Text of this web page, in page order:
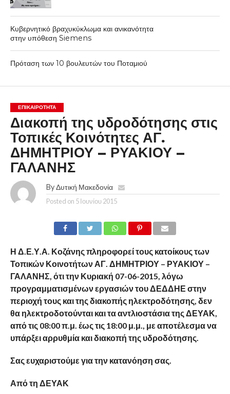
Κυβερνητικό βραχυκύκλωμα και ανικανότητα
στην υπόθεση Siemens
Πρόταση των 10 βουλευτών του Ποταμιού
ΕΠΙΚΑΙΡΟΤΗΤΑ
Διακοπή της υδροδότησης στις
Τοπικές Κοινότητες ΑΓ.
ΔΗΜΗΤΡΙΟΥ – ΡΥΑΚΙΟΥ –
ΓΑΛΑΝΗΣ
By Δυτική Μακεδονία
Posted on 5 Ιουνίου 2015
Η Δ.Ε.Υ.Α. Κοζάνης πληροφορεί τους κατοίκους των
Τοπικών Κοινοτήτων ΑΓ. ΔΗΜΗΤΡΙΟΥ – ΡΥΑΚΙΟΥ –
ΓΑΛΑΝΗΣ, ότι την Κυριακή 07-06-2015, λόγω
προγραμματισμένων εργασιών του ΔΕΔΔΗΕ στην
περιοχή τους και της διακοπής ηλεκτροδότησης, δεν
θα ηλεκτροδοτούνται και τα αντλιοστάσια της ΔΕΥΑΚ,
από τις 08:00 π.μ. έως τις 18:00 μ.μ., με αποτέλεσμα να
υπάρξει αρρυθμία και διακοπή της υδροδότησης.
Σας ευχαριστούμε για την κατανόηση σας.
Από τη ΔΕΥΑΚ